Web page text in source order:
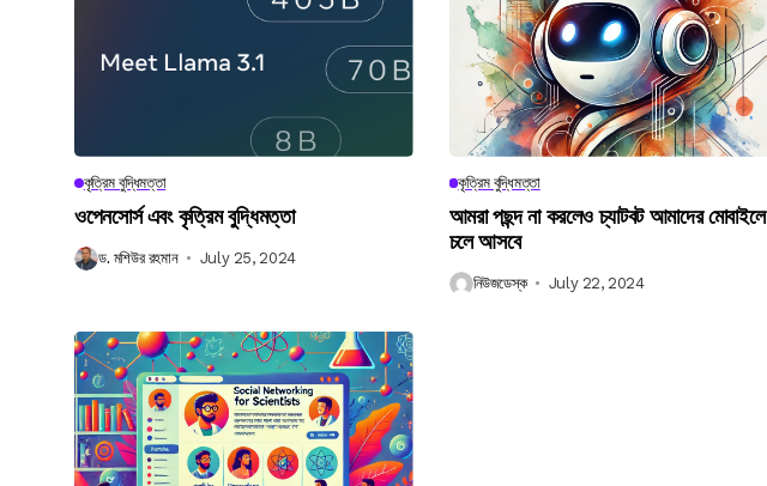
কৃত্রিম বুদ্ধিমত্তা
ওপেনসোর্স এবং কৃত্রিম বুদ্ধিমত্তা
ড. মশিউর রহমান July 25, 2024
কৃত্রিম বুদ্ধিমত্তা
আমরা পছন্দ না করলেও চ্যাটবট আমাদের মোবাইলে
চলে আসবে
নিউজডেস্ক July 22, 2024